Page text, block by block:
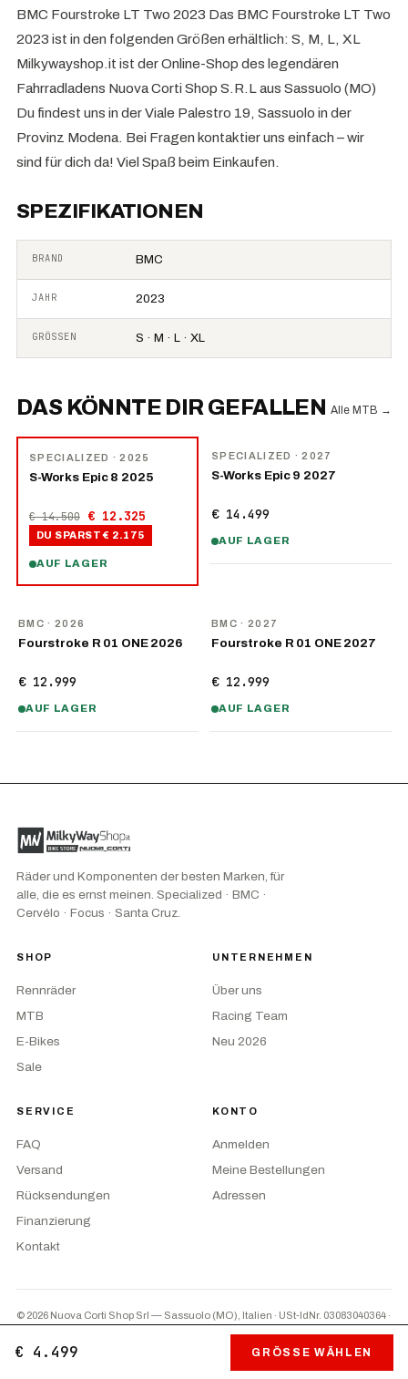
BMC Fourstroke LT Two 2023 Das BMC Fourstroke LT Two
2023 ist in den folgenden Größen erhältlich: S, M, L, XL
Milkywayshop.it ist der Online-Shop des legendären
Fahrradladens Nuova Corti Shop S.R.L aus Sassuolo (MO)
Du findest uns in der Viale Palestro 19, Sassuolo in der
Provinz Modena. Bei Fragen kontaktier uns einfach – wir
sind für dich da! Viel Spaß beim Einkaufen.
SPEZIFIKATIONEN
BRAND BMC
JAHR 2023
GRÖSSEN S · M · L · XL
DAS KÖNNTE DIR GEFALLEN Alle MTB →
SPECIALIZED · 2025
S-Works Epic 8 2025
€ 14.500 € 12.325
DU SPARST € 2.175
AUF LAGER
SPECIALIZED · 2027
S-Works Epic 9 2027
€ 14.499
AUF LAGER
BMC · 2026
Fourstroke R 01 ONE 2026
€ 12.999
AUF LAGER
BMC · 2027
Fourstroke R 01 ONE 2027
€ 12.999
AUF LAGER
€ 4.499 GRÖSSE WÄHLEN
Räder und Komponenten der besten Marken, für
alle, die es ernst meinen. Specialized · BMC ·
Cervélo · Focus · Santa Cruz.
SHOP
Rennräder
MTB
E-Bikes
Sale
UNTERNEHMEN
Über uns
Racing Team
Neu 2026
SERVICE
FAQ
Versand
Rücksendungen
Finanzierung
Kontakt
KONTO
Anmelden
Meine Bestellungen
Adressen
© 2026 Nuova Corti Shop Srl — Sassuolo (MO), Italien · USt-IdNr. 03083040364 ·
PayPal